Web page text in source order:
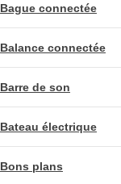
Bague connectée
Balance connectée
Barre de son
Bateau électrique
Bons plans